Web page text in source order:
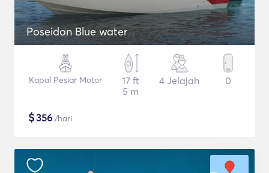
Poseidon Blue water
Kapal Pesiar Motor
17 ft
5 m
4 Jelajah 0
$356 /hari